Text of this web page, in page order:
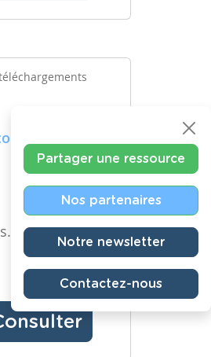
–
Partager une ressource
Nos partenaires
Notre newsletter
Contactez-nous